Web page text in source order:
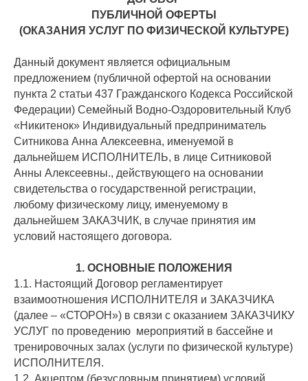
ПУБЛИЧНОЙ ОФЕРТЫ
(ОКАЗАНИЯ УСЛУГ ПО ФИЗИЧЕСКОЙ КУЛЬТУРЕ)
Данный документ является официальным
предложением (публичной офертой на основании
пункта 2 статьи 437 Гражданского Кодекса Российской
Федерации) Семейный Водно-Оздоровительный Клуб
«Никитенок» Индивидуальный предприниматель
Ситникова Анна Алексеевна, именуемой в
дальнейшем ИСПОЛНИТЕЛЬ, в лице Ситниковой
Анны Алексеевны., действующего на основании
свидетельства о государственной регистрации,
любому физическому лицу, именуемому в
дальнейшем ЗАКАЗЧИК, в случае принятия им
условий настоящего договора.
1. ОСНОВНЫЕ ПОЛОЖЕНИЯ
1.1. Настоящий Договор регламентирует
взаимоотношения ИСПОЛНИТЕЛЯ и ЗАКАЗЧИКА
(далее – «СТОРОН») в связи с оказанием ЗАКАЗЧИКУ
УСЛУГ по проведению мероприятий в бассейне и
тренировочных залах (услуги по физической культуре)
ИСПОЛНИТЕЛЯ.
1.2. Акцептом (безусловным принятием) условий